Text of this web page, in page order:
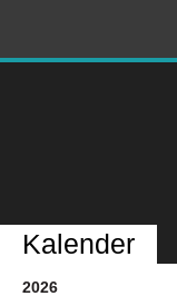
Kalender
2026